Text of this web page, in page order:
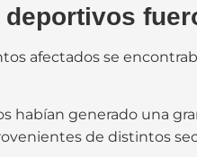
deportivos
afectados se
habían generado una
de distintos